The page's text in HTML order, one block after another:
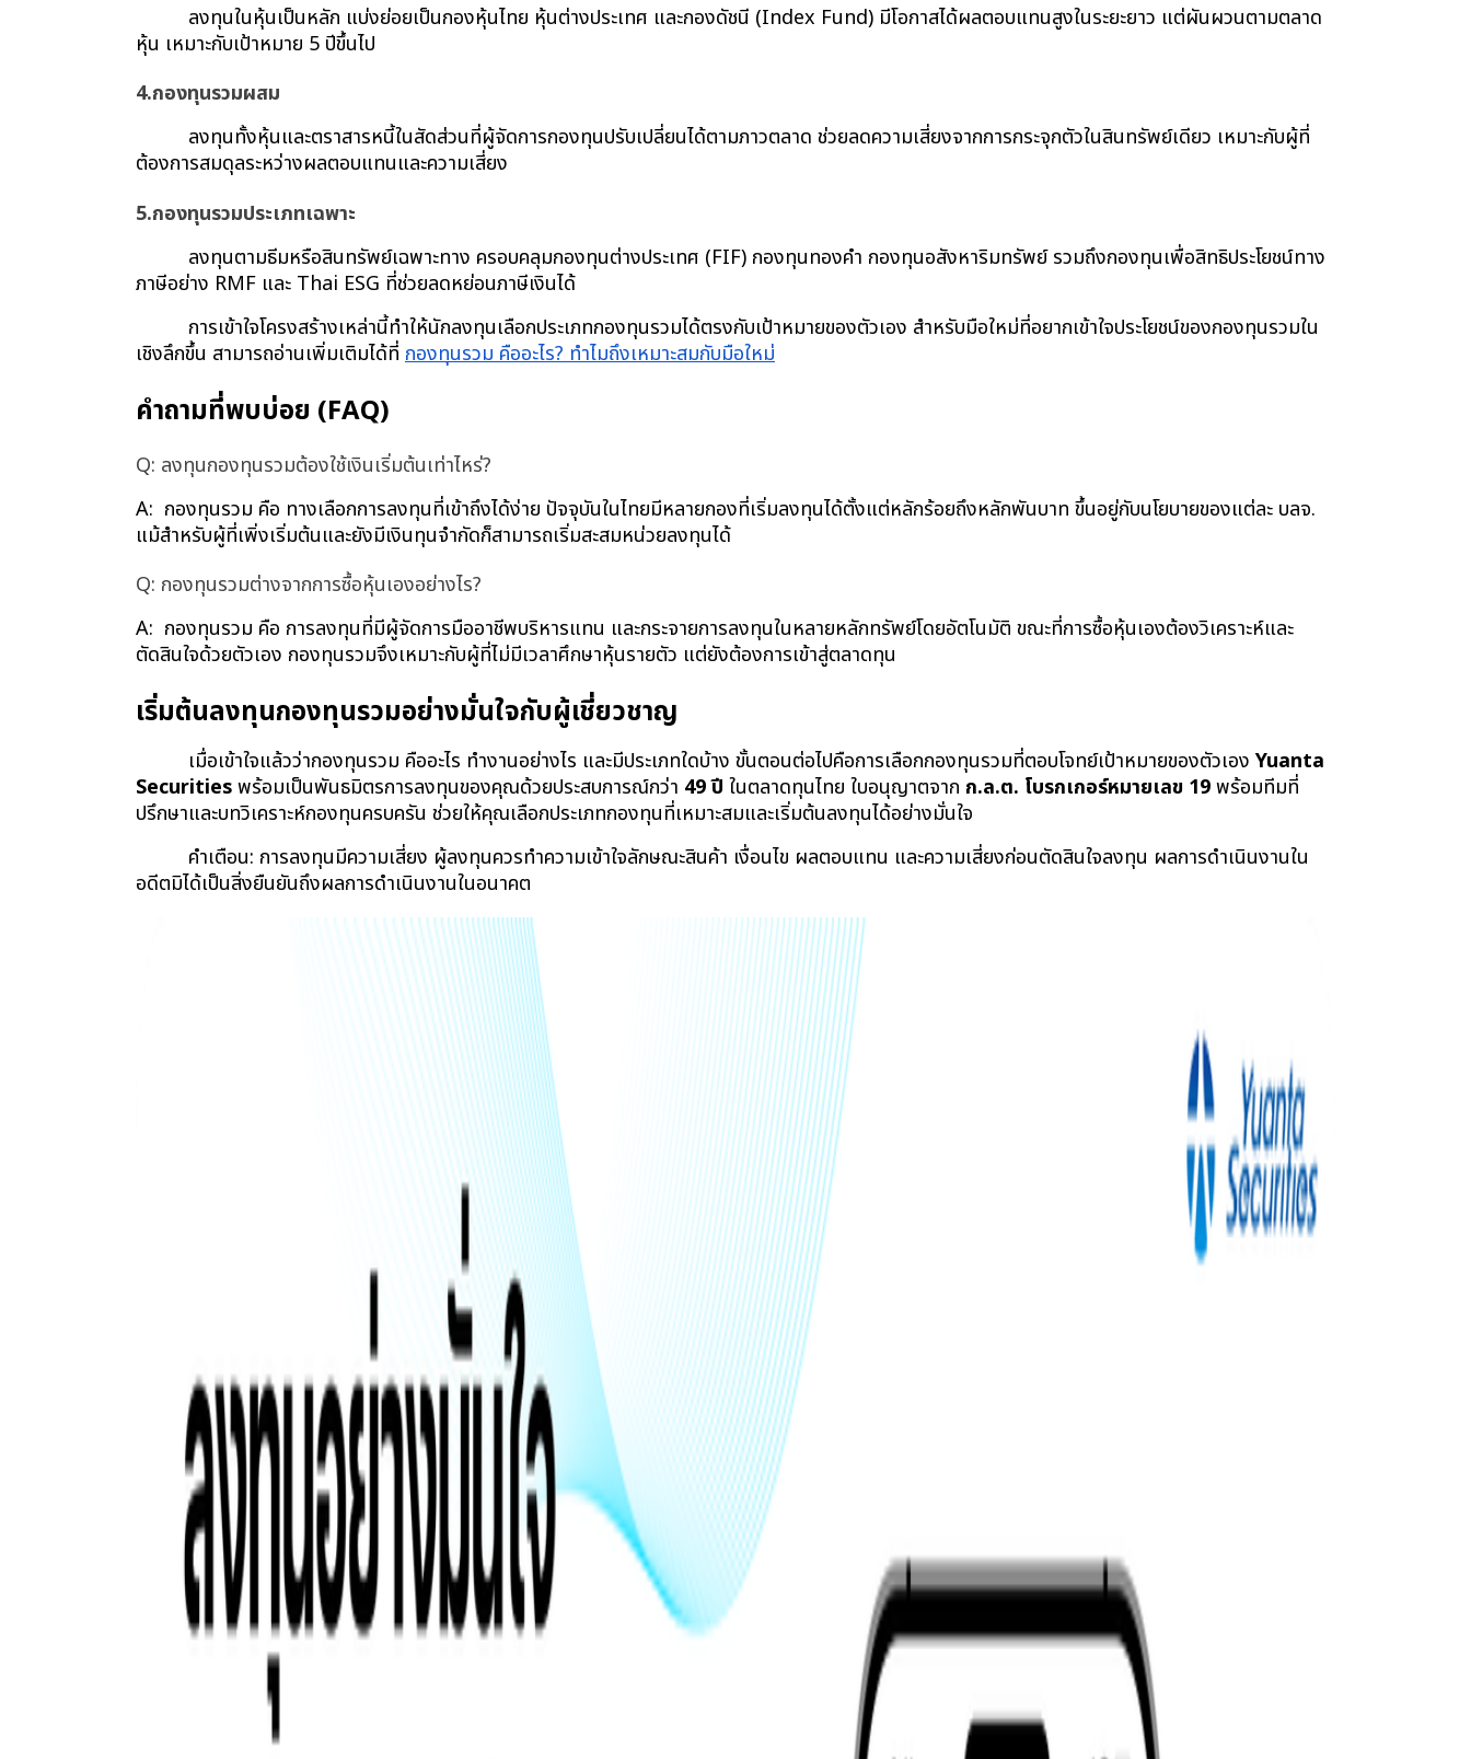
ลงทุนในหุ้นเป็นหลัก แบ่งย่อยเป็นกองหุ้นไทย หุ้นต่างประเทศ และกองดัชนี (Index Fund) มีโอกาสได้ผลตอบแทนสูงในระยะยาว แต่ผันผวนตามตลาด
หุ้น เหมาะกับเป้าหมาย 5 ปีขึ้นไป
4.กองทุนรวมผสม
ลงทุนทั้งหุ้นและตราสารหนี้ในสัดส่วนที่ผู้จัดการกองทุนปรับเปลี่ยนได้ตามภาวตลาด ช่วยลดความเสี่ยงจากการกระจุกตัวในสินทรัพย์เดียว เหมาะกับผู้ที่
ต้องการสมดุลระหว่างผลตอบแทนและความเสี่ยง
5.กองทุนรวมประเภทเฉพาะ
ลงทุนตามธีมหรือสินทรัพย์เฉพาะทาง ครอบคลุมกองทุนต่างประเทศ (FIF) กองทุนทองคำ กองทุนอสังหาริมทรัพย์ รวมถึงกองทุนเพื่อสิทธิประโยชน์ทาง
ภาษีอย่าง RMF และ Thai ESG ที่ช่วยลดหย่อนภาษีเงินได้
การเข้าใจโครงสร้างเหล่านี้ทำให้นักลงทุนเลือกประเภทกองทุนรวมได้ตรงกับเป้าหมายของตัวเอง สำหรับมือใหม่ที่อยากเข้าใจประโยชน์ของกองทุนรวมใน
เชิงลึกขึ้น สามารถอ่านเพิ่มเติมได้ที่ กองทุนรวม คืออะไร? ทำไมถึงเหมาะสมกับมือใหม่
คำถามที่พบบ่อย (FAQ)
Q: ลงทุนกองทุนรวมต้องใช้เงินเริ่มต้นเท่าไหร่?
A:  กองทุนรวม คือ ทางเลือกการลงทุนที่เข้าถึงได้ง่าย ปัจจุบันในไทยมีหลายกองที่เริ่มลงทุนได้ตั้งแต่หลักร้อยถึงหลักพันบาท ขึ้นอยู่กับนโยบายของแต่ละ บลจ.
แม้สำหรับผู้ที่เพิ่งเริ่มต้นและยังมีเงินทุนจำกัดก็สามารถเริ่มสะสมหน่วยลงทุนได้
Q: กองทุนรวมต่างจากการซื้อหุ้นเองอย่างไร?
A:  กองทุนรวม คือ การลงทุนที่มีผู้จัดการมืออาชีพบริหารแทน และกระจายการลงทุนในหลายหลักทรัพย์โดยอัตโนมัติ ขณะที่การซื้อหุ้นเองต้องวิเคราะห์และ
ตัดสินใจด้วยตัวเอง กองทุนรวมจึงเหมาะกับผู้ที่ไม่มีเวลาศึกษาหุ้นรายตัว แต่ยังต้องการเข้าสู่ตลาดทุน
เริ่มต้นลงทุนกองทุนรวมอย่างมั่นใจกับผู้เชี่ยวชาญ
เมื่อเข้าใจแล้วว่ากองทุนรวม คืออะไร ทำงานอย่างไร และมีประเภทใดบ้าง ขั้นตอนต่อไปคือการเลือกกองทุนรวมที่ตอบโจทย์เป้าหมายของตัวเอง Yuanta
Securities พร้อมเป็นพันธมิตรการลงทุนของคุณด้วยประสบการณ์กว่า 49 ปี ในตลาดทุนไทย ใบอนุญาตจาก ก.ล.ต. โบรกเกอร์หมายเลข 19 พร้อมทีมที่
ปรึกษาและบทวิเคราะห์กองทุนครบครัน ช่วยให้คุณเลือกประเภทกองทุนที่เหมาะสมและเริ่มต้นลงทุนได้อย่างมั่นใจ
คำเตือน: การลงทุนมีความเสี่ยง ผู้ลงทุนควรทำความเข้าใจลักษณะสินค้า เงื่อนไข ผลตอบแทน และความเสี่ยงก่อนตัดสินใจลงทุน ผลการดำเนินงานใน
อดีตมิได้เป็นสิ่งยืนยันถึงผลการดำเนินงานในอนาคต